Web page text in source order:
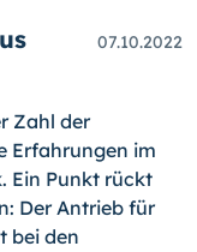
07.10.2022
Zahl der
Erfahrungen im
Ein Punkt rückt
Der Antrieb für
bei den